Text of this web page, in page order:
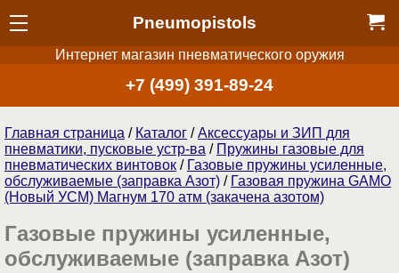
Pneumopistols
Интернет магазин пневматического оружия
+7 (499) 391-89-24
Главная страница / Каталог /Аксессуары и ЗИП для
пневматики, пусковые устр-ва / Пружины газовые для
пневматических винтовок / Газовые пружины усиленные,
обслуживаемые (заправка Азот) / Газовая пружина GAMO
(Новый УСМ) Магнум 170 атм (закачена азотом)
Газовые пружины усиленные,
обслуживаемые (заправка Азот)